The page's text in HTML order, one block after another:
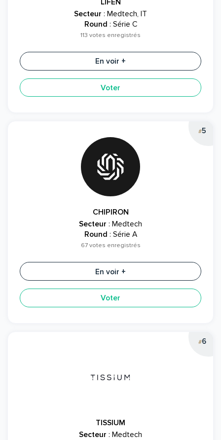
LIFEN
Secteur : Medtech, IT
Round : Série C
113 votes enregistrés
En voir +
Voter
#5
CHIPIRON
Secteur : Medtech
Round : Série A
67 votes enregistrés
En voir +
Voter
#6
TISSIUM
Secteur : Medtech